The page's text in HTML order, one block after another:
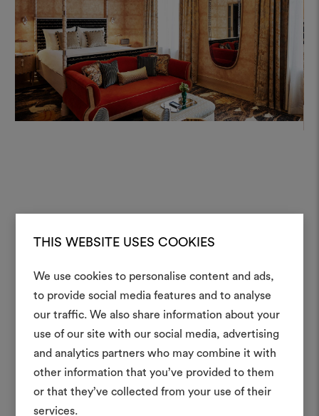
THIS WEBSITE USES COOKIES
We use cookies to personalise content and ads,
to provide social media features and to analyse
our traffic. We also share information about your
use of our site with our social media, advertising
and analytics partners who may combine it with
other information that you’ve provided to them
or that they’ve collected from your use of their
services.
Crea
Uno strumento interattivo
e condividere le tue idee,